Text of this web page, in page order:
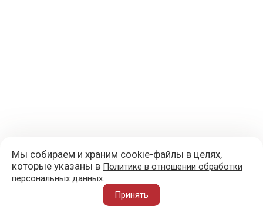
+7 (977) 418-45-00
Мы собираем и храним cookie-файлы в целях,
которые указаны в Политике в отношении обработки
персональных данных.
Принять